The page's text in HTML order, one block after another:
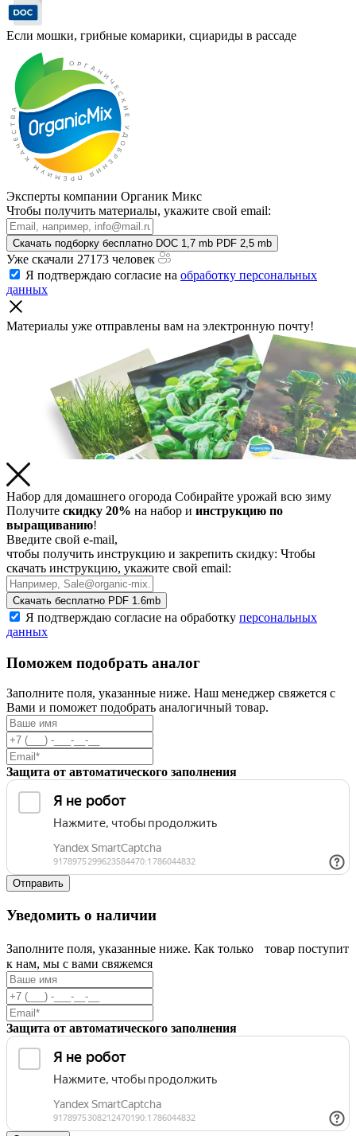
Если мошки, грибные комарики, сциариды в рассаде
Эксперты компании Органик Микс
Чтобы получить материалы, укажите свой email:
Скачать подборку бесплатно DOC 1,7 mb PDF 2,5 mb
Уже скачали 27173 человек
Я подтверждаю согласие на обработку персональных
данных
Материалы уже отправлены вам на электронную почту!
Набор для домашнего огорода Собирайте урожай всю зиму
Получите скидку 20% на набор и инструкцию по
выращиванию!
Введите свой e-mail,
чтобы получить инструкцию и закрепить скидку: Чтобы
скачать инструкцию, укажите свой email:
Скачать бесплатно PDF 1.6mb
Я подтверждаю согласие на обработку персональных
данных
Поможем подобрать аналог
Заполните поля, указанные ниже. Наш менеджер свяжется с
Вами и поможет подобрать аналогичный товар.
Защита от автоматического заполнения
Уведомить о наличии
Заполните поля, указанные ниже. Как только товар поступит
к нам, мы с вами свяжемся
Защита от автоматического заполнения